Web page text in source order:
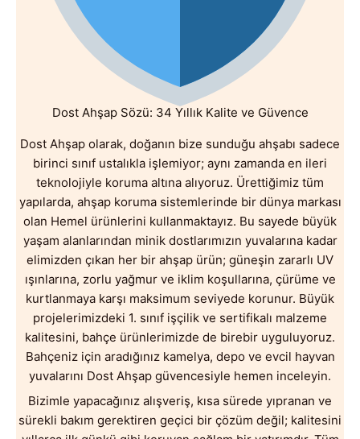
Dost Ahşap Sözü: 34 Yıllık Kalite ve Güvence
Dost Ahşap olarak, doğanın bize sunduğu ahşabı sadece
birinci sınıf ustalıkla işlemiyor; aynı zamanda en ileri
teknolojiyle koruma altına alıyoruz. Ürettiğimiz tüm
yapılarda, ahşap koruma sistemlerinde bir dünya markası
olan Hemel ürünlerini kullanmaktayız. Bu sayede büyük
yaşam alanlarından minik dostlarımızın yuvalarına kadar
elimizden çıkan her bir ahşap ürün; güneşin zararlı UV
ışınlarına, zorlu yağmur ve iklim koşullarına, çürüme ve
kurtlanmaya karşı maksimum seviyede korunur. Büyük
projelerimizdeki 1. sınıf işçilik ve sertifikalı malzeme
kalitesini, bahçe ürünlerimizde de birebir uyguluyoruz.
Bahçeniz için aradığınız kamelya, depo ve evcil hayvan
yuvalarını Dost Ahşap güvencesiyle hemen inceleyin.
Bizimle yapacağınız alışveriş, kısa sürede yıpranan ve
sürekli bakım gerektiren geçici bir çözüm değil; kalitesini